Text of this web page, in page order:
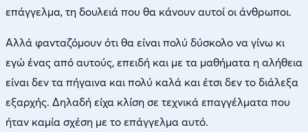
επάγγελμα, τη δουλειά που θα κάνουν αυτοί οι άνθρωποι.
Αλλά φανταζόμουν ότι θα είναι πολύ δύσκολο να γίνω κι
εγώ ένας από αυτούς, επειδή και με τα μαθήματα η αλήθεια
είναι δεν τα πήγαινα και πολύ καλά και έτσι δεν το διάλεξα
εξαρχής. Δηλαδή είχα κλίση σε τεχνικά επαγγέλματα που
ήταν καμία σχέση με το επάγγελμα αυτό.